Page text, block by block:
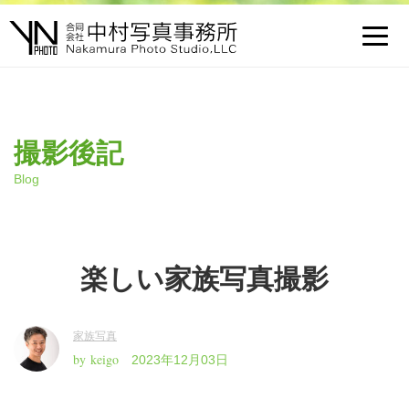
撮影後記
Blog
楽しい家族写真撮影
家族写真
by keigo 2023年12月03日